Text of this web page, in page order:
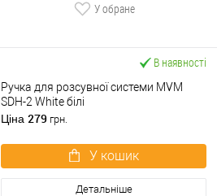
У обране
В наявності
Ручка для розсувної системи MVM
SDH-2 White білі
Ціна 279 грн.
У кошик
Детальніше